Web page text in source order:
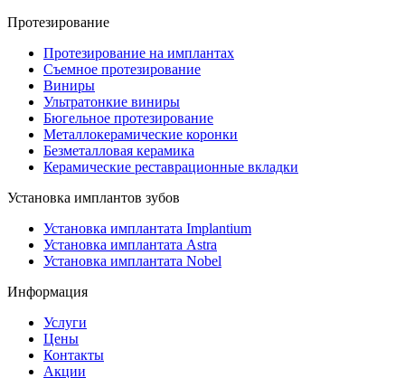
Протезирование
Протезирование на имплантах
Съемное протезирование
Виниры
Ультратонкие виниры
Бюгельное протезирование
Металлокерамические коронки
Безметалловая керамика
Керамические реставрационные вкладки
Установка имплантов зубов
Установка имплантата Implantium
Установка имплантата Astra
Установка имплантата Nobel
Информация
Услуги
Цены
Контакты
Акции